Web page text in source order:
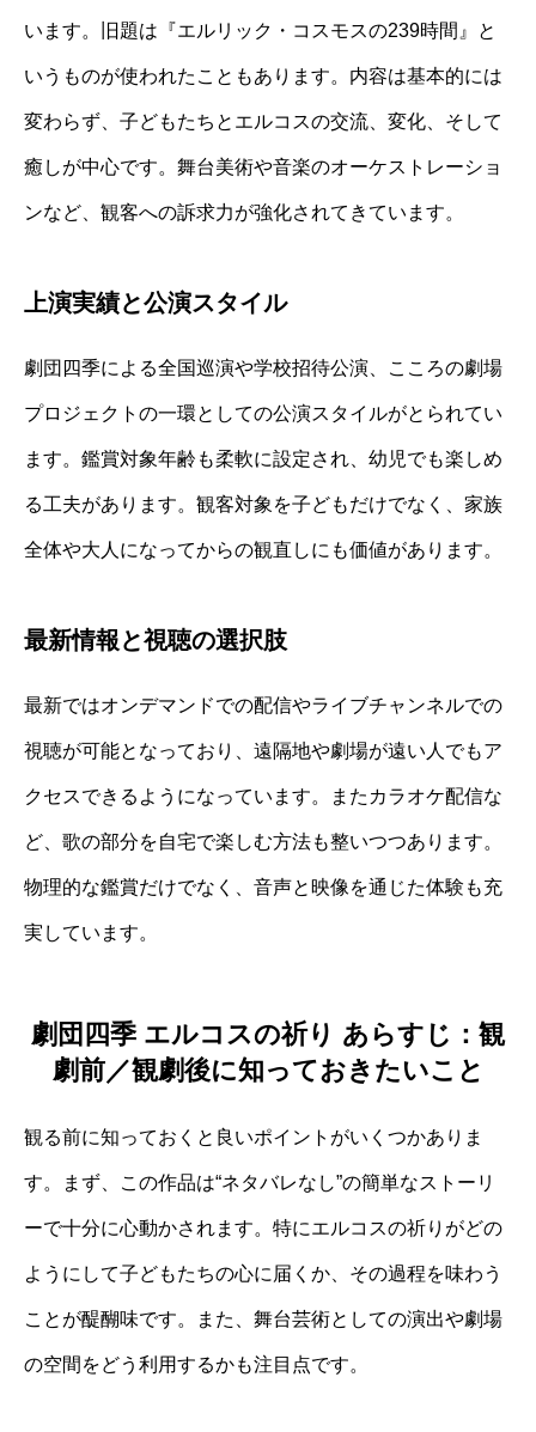
います。旧題は『エルリック・コスモスの239時間』と
いうものが使われたこともあります。内容は基本的には
変わらず、子どもたちとエルコスの交流、変化、そして
癒しが中心です。舞台美術や音楽のオーケストレーショ
ンなど、観客への訴求力が強化されてきています。
上演実績と公演スタイル
劇団四季による全国巡演や学校招待公演、こころの劇場
プロジェクトの一環としての公演スタイルがとられてい
ます。鑑賞対象年齢も柔軟に設定され、幼児でも楽しめ
る工夫があります。観客対象を子どもだけでなく、家族
全体や大人になってからの観直しにも価値があります。
最新情報と視聴の選択肢
最新ではオンデマンドでの配信やライブチャンネルでの
視聴が可能となっており、遠隔地や劇場が遠い人でもア
クセスできるようになっています。またカラオケ配信な
ど、歌の部分を自宅で楽しむ方法も整いつつあります。
物理的な鑑賞だけでなく、音声と映像を通じた体験も充
実しています。
劇団四季 エルコスの祈り あらすじ：観
劇前／観劇後に知っておきたいこと
観る前に知っておくと良いポイントがいくつかありま
す。まず、この作品は“ネタバレなし”の簡単なストーリ
ーで十分に心動かされます。特にエルコスの祈りがどの
ようにして子どもたちの心に届くか、その過程を味わう
ことが醍醐味です。また、舞台芸術としての演出や劇場
の空間をどう利用するかも注目点です。